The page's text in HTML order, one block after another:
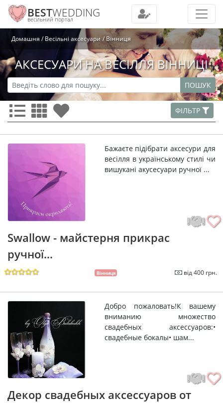
BESTWEDDING
весільний портал
Домашня Весільні аксесуари Вінниця
АКСЕСУАРИ НА ВЕСІЛЛЯ ВІННИЦІ
ПОШУК
ФІЛЬТР
Бажаєте підібрати аксесури для
весілля в українському стилі чи
вишукані акусесуари ручної ...
Swallow - майстерня прикрас
ручної...
Вінниця від 400 грн.
Добро пожаловать!К вашему
вниманию множество
свадебных аксессуаров:•
свадебные бокалы• шам...
Декор свадебных аксессуаров от